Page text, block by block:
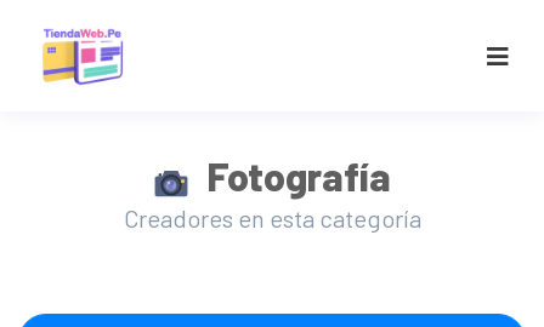
Fotografía
Creadores en esta categoría